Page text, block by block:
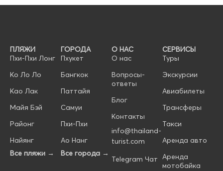
ПЛЯЖИ
Пхи-Пхи Лонг
Ко Ло Ло
Као Лак
Майя Бэй
Районг
Найянг
Все пляжи →
ГОРОДА
Пхукет
Бангкок
Паттайя
Самуи
Пхи-Пхи
Ао Нанг
Все города →
О НАС
О нас
Вопросы-
ответы
Блог
Контакты
info@thailand-
turist.com
Telegram Чат
СЕРВИСЫ
Туры
Экскурсии
Авиабилеты
Трансферы
Такси
Аренда авто
Аренда
мотобайка